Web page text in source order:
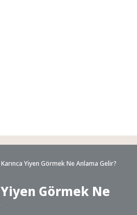
Yiyen Görmek Ne Anlama Gelir?
Görmek Ne